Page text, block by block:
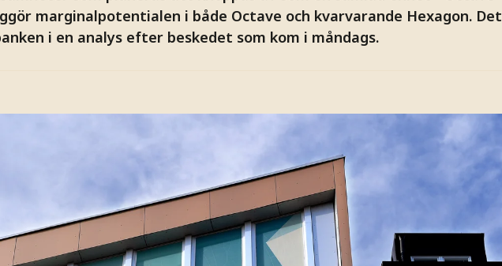
marginalpotentialen i både Octave och kvarvarande Hexagon. Det
i en analys efter beskedet som kom i måndags.